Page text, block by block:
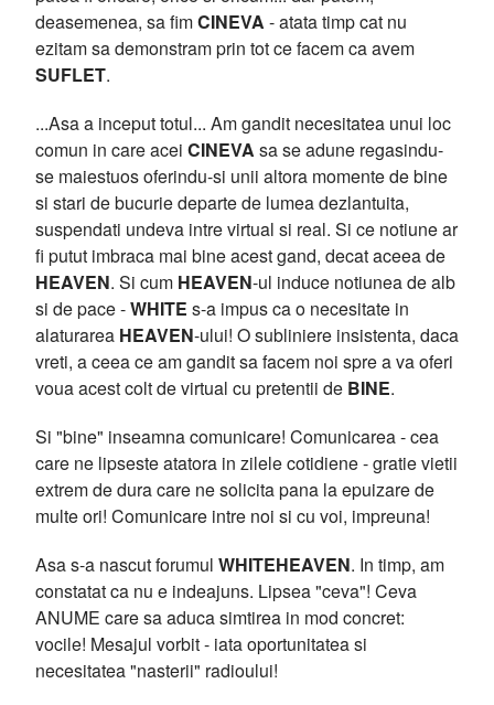
deasemenea, sa fimCINEVA - atata timp cat nu
ezitam sa demonstram prin tot ce facem ca avem
SUFLET.
...Asa a inceput totul... Am gandit necesitatea unui loc
comun in care acei CINEVA sa se adune regasindu-
se maiestuos oferindu-si unii altora momente de bine
si stari de bucurie departe de lumea dezlantuita,
suspendati undeva intre virtual si real. Si ce notiune ar
fi putut imbraca mai bine acest gand, decat aceea de
HEAVEN. Si cum HEAVEN-ul induce notiunea de alb
si de pace -WHITE s-a impus ca o necesitate in
alaturarea HEAVEN-ului! O subliniere insistenta, daca
vreti, a ceea ce am gandit sa facem noi spre a va oferi
voua acest colt de virtual cu pretentii de BINE.
Si "bine" inseamna comunicare! Comunicarea - cea
care ne lipseste atatora in zilele cotidiene - gratie vietii
extrem de dura care ne solicita pana la epuizare de
multe ori! Comunicare intre noi si cu voi, impreuna!
Asa s-a nascut forumul WHITEHEAVEN. In timp, am
constatat ca nu e indeajuns. Lipsea "ceva"! Ceva
ANUME care sa aduca simtirea in mod concret:
vocile! Mesajul vorbit - iata oportunitatea si
necesitatea "nasterii" radioului!